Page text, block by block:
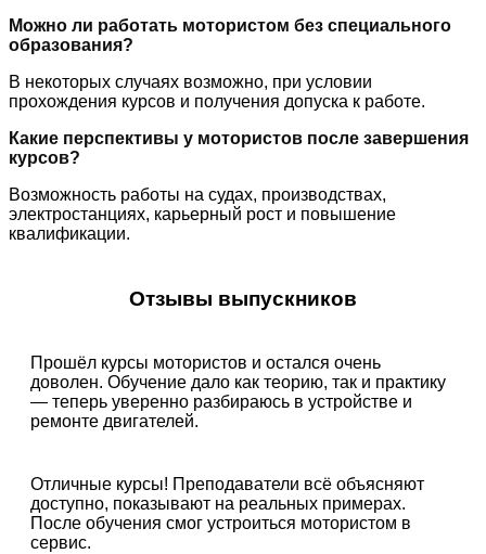
Можно ли работать мотористом без специального
образования?
В некоторых случаях возможно, при условии
прохождения курсов и получения допуска к работе.
Какие перспективы у мотористов после завершения
курсов?
Возможность работы на судах, производствах,
электростанциях, карьерный рост и повышение
квалификации.
Отзывы выпускников
Прошёл курсы мотористов и остался очень
доволен. Обучение дало как теорию, так и практику
— теперь уверенно разбираюсь в устройстве и
ремонте двигателей.
Отличные курсы! Преподаватели всё объясняют
доступно, показывают на реальных примерах.
После обучения смог устроиться мотористом в
сервис.